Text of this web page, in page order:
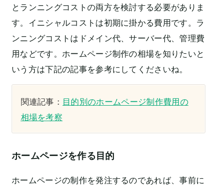
とランニングコストの両方を検討する必要がありま
す。イニシャルコストは初期に掛かる費用です。ラ
ンニングコストはドメイン代、サーバー代、管理費
用などです。ホームページ制作の相場を知りたいと
いう方は下記の記事を参考にしてくださいね。
関連記事： 目的別のホームページ制作費用の
相場を考察
ホームページを作る目的
ホームページの制作を発注するのであれば、事前に